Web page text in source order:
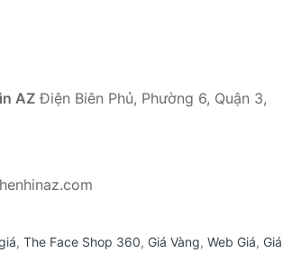
AZĐiện Biên Phủ, Phường 6, Quận 3,
, The Face Shop 360, Giá Vàng, Web Giá, Giá